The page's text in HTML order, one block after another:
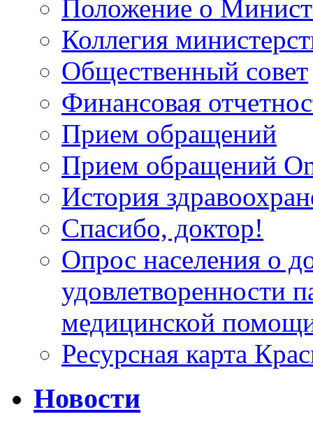
Положение о
Коллегия
Общественный совет
Финансовая
Прием обращений
Прием обращений
История
Спасибо, доктор!
Опрос населения о
удовлетворенности
медицинской
Ресурсная карта
Новости